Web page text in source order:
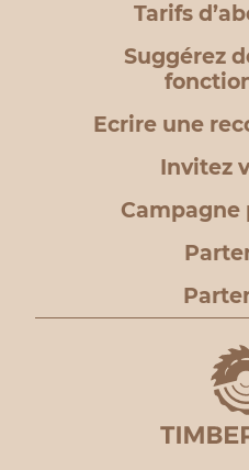
Tarifs
Suggérez
Ecrire une
Invitez